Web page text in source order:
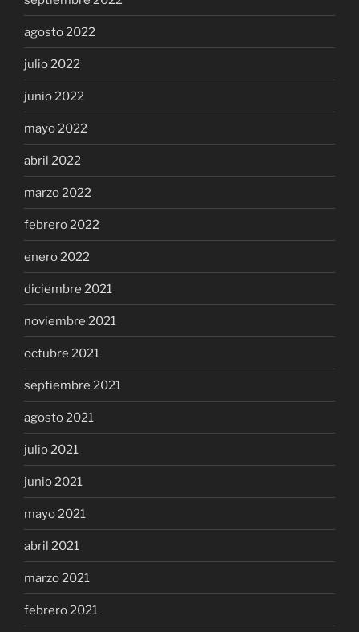
agosto 2022
julio 2022
junio 2022
mayo 2022
abril 2022
marzo 2022
febrero 2022
enero 2022
diciembre 2021
noviembre 2021
octubre 2021
septiembre 2021
agosto 2021
julio 2021
junio 2021
mayo 2021
abril 2021
marzo 2021
febrero 2021